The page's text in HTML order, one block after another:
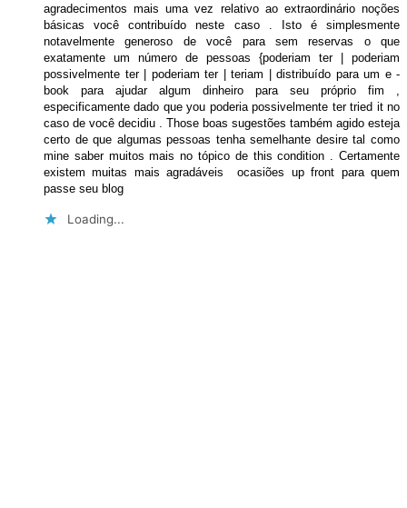
agradecimentos mais uma vez relativo ao extraordinário noções
básicas você contribuído neste caso . Isto é simplesmente
notavelmente generoso de você para sem reservas o que
exatamente um número de pessoas {poderiam ter | poderiam
possivelmente ter | poderiam ter | teriam | distribuído para um e -
book para ajudar algum dinheiro para seu próprio fim ,
especificamente dado que you poderia possivelmente ter tried it no
caso de você decidiu . Those boas sugestões também agido esteja
certo de que algumas pessoas tenha semelhante desire tal como
mine saber muitos mais no tópico de this condition . Certamente
existem muitas mais agradáveis ​​ ocasiões up front para quem
passe seu blog
Loading...